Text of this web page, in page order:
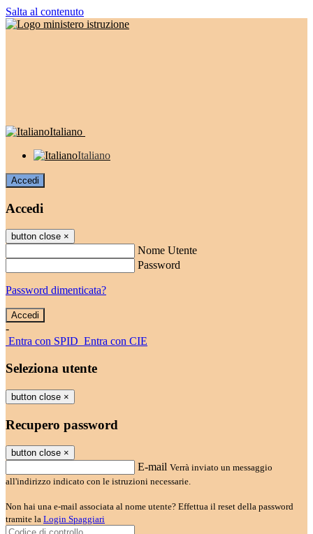
Salta al contenuto
Italiano
Italiano
Accedi
Accedi
button close ×
Nome Utente
Password
Password dimenticata?
-
Entra con SPID Entra con CIE
Seleziona utente
button close ×
Recupero password
button close ×
E-mail Verrà inviato un messaggio
all'indirizzo indicato con le istruzioni necessarie.
Non hai una e-mail associata al nome utente? Effettua il reset della password
tramite la Login Spaggiari